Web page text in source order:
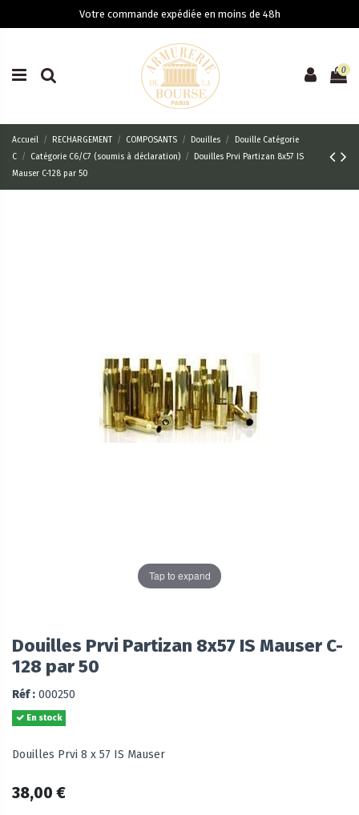
Votre commande expédiée en moins de 48h
0
Accueil RECHARGEMENT COMPOSANTS Douilles
Douille Catégorie
C
Catégorie C6/C7 (soumis à déclaration)
Douilles Prvi Partizan 8x57 IS
Mauser C-128 par 50
Tap to expand
Douilles Prvi Partizan 8x57 IS Mauser C-
128 par 50
Réf : 000250
En stock
Douilles Prvi 8 x 57 IS Mauser
38,00 €